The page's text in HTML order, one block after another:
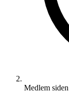
Medlem siden